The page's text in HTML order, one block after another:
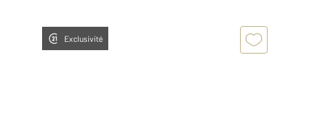
Exclusivité